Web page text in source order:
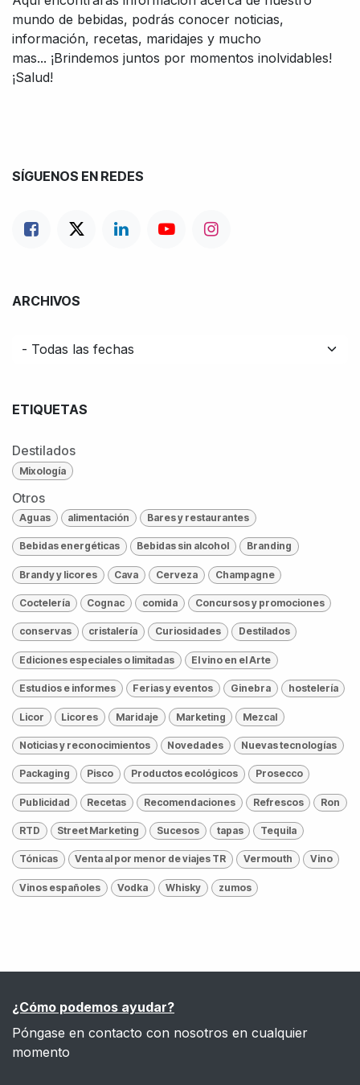
mundo de bebidas, podrás conocer noticias,
información, recetas, maridajes y mucho
mas... ¡Brindemos juntos por momentos inolvidables!
¡Salud!
SÍGUENOS EN REDES
ARCHIVOS
ETIQUETAS
Destilados
Mixología
Otros
Aguas alimentación Bares y restaurantes
Bebidas energéticas Bebidas sin alcohol Branding
Brandy y licores Cava Cerveza Champagne
Coctelería Cognac comida Concursos y promociones
conservas cristalería Curiosidades Destilados
Ediciones especiales o limitadas El vino en el Arte
Estudios e informes Ferias y eventos Ginebra hostelería
Licor Licores Maridaje Marketing Mezcal
Noticias y reconocimientos Novedades Nuevas tecnologías
Packaging Pisco Productos ecológicos Prosecco
Publicidad Recetas Recomendaciones Refrescos Ron
RTD Street Marketing Sucesos tapas Tequila
Tónicas Venta al por menor de viajes TR Vermouth Vino
Vinos españoles Vodka Whisky zumos
¿Cómo podemos ayudar?
Póngase en contacto con nosotros en cualquier
momento